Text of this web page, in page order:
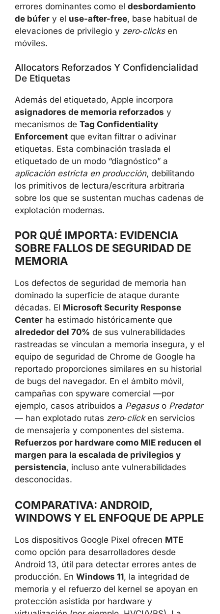
errores dominantes como el desbordamiento
de búfer y el use-after-free, base habitual de
elevaciones de privilegio y zero‑clicksen
móviles.
Allocators Reforzados Y Confidencialidad
De Etiquetas
Además del etiquetado, Apple incorpora
asignadores de memoria reforzados y
mecanismos de Tag Confidentiality
Enforcement que evitan filtrar o adivinar
etiquetas. Esta combinación traslada el
etiquetado de un modo “diagnóstico” a
aplicación estricta en producción, debilitando
los primitivos de lectura/escritura arbitraria
sobre los que se sustentan muchas cadenas de
explotación modernas.
POR QUÉ IMPORTA: EVIDENCIA
SOBRE FALLOS DE SEGURIDAD DE
MEMORIA
Los defectos de seguridad de memoria han
dominado la superficie de ataque durante
décadas. El Microsoft Security Response
Center ha estimado históricamente que
alrededor del 70% de sus vulnerabilidades
rastreadas se vinculan a memoria insegura, y el
equipo de seguridad de Chrome de Google ha
reportado proporciones similares en su historial
de bugs del navegador. En el ámbito móvil,
campañas con spyware comercial —por
ejemplo, casos atribuidos a Pegasuso Predator
— han explotado rutas zero‑clicken servicios
de mensajería y componentes del sistema.
Refuerzos por hardware como MIE reducen el
margen para la escalada de privilegios y
persistencia, incluso ante vulnerabilidades
desconocidas.
COMPARATIVA: ANDROID,
WINDOWS Y EL ENFOQUE DE APPLE
Los dispositivos Google Pixel ofrecen MTE
como opción para desarrolladores desde
Android 13, útil para detectar errores antes de
producción. En Windows 11, la integridad de
memoria y el refuerzo del kernel se apoyan en
protección asistida por hardware y